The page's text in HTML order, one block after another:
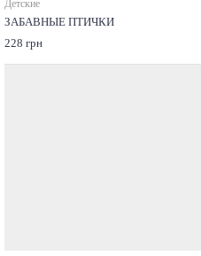
Детские
ЗАБАВНЫЕ ПТИЧКИ
228 грн